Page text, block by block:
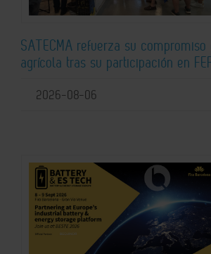
SATECMA refuerza su
agrícola tras su participación en
2026-08-06